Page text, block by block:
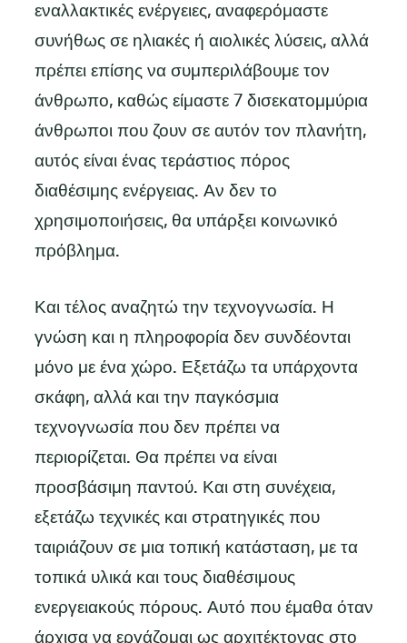
εναλλακτικές ενέργειες, αναφερόμαστε
συνήθως σε ηλιακές ή αιολικές λύσεις, αλλά
πρέπει επίσης να συμπεριλάβουμε τον
άνθρωπο, καθώς είμαστε 7 δισεκατομμύρια
άνθρωποι που ζουν σε αυτόν τον πλανήτη,
αυτός είναι ένας τεράστιος πόρος
διαθέσιμης ενέργειας. Αν δεν το
χρησιμοποιήσεις, θα υπάρξει κοινωνικό
πρόβλημα.
Και τέλος αναζητώ την τεχνογνωσία. Η
γνώση και η πληροφορία δεν συνδέονται
μόνο με ένα χώρο. Εξετάζω τα υπάρχοντα
σκάφη, αλλά και την παγκόσμια
τεχνογνωσία που δεν πρέπει να
περιορίζεται. Θα πρέπει να είναι
προσβάσιμη παντού. Και στη συνέχεια,
εξετάζω τεχνικές και στρατηγικές που
ταιριάζουν σε μια τοπική κατάσταση, με τα
τοπικά υλικά και τους διαθέσιμους
ενεργειακούς πόρους. Αυτό που έμαθα όταν
άρχισα να εργάζομαι ως αρχιτέκτονας στο